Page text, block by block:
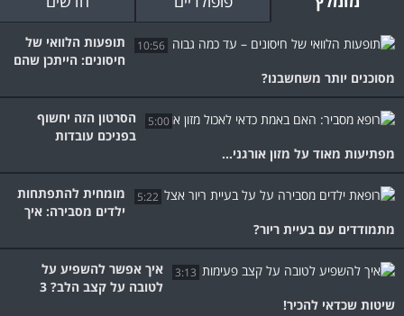
10:56
תופעות הלוואי של
חיסונים: הייתכן שהם
מסוכנים יותר משחשבנו?
5:00
הסרטון הזה יחשוף
בפניכם עובדות
מפתיעות מאוד על מזון אורגני...
5:22
מומחית להתפתחות
ילדים מסבירה: איך
מתמודדים עם בעיית ריור?
3:13
איך אפשר להשפיע על
לטובה על קצב הלב? 3
שיטות שכדאי להכיר!